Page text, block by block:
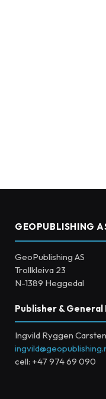
GEOPUBLISHING
GeoPublishing AS
Trollkleiva 23
N-1389 Heggedal
Publisher & General
Ingvild Ryggen
cell: +47 974 69 090